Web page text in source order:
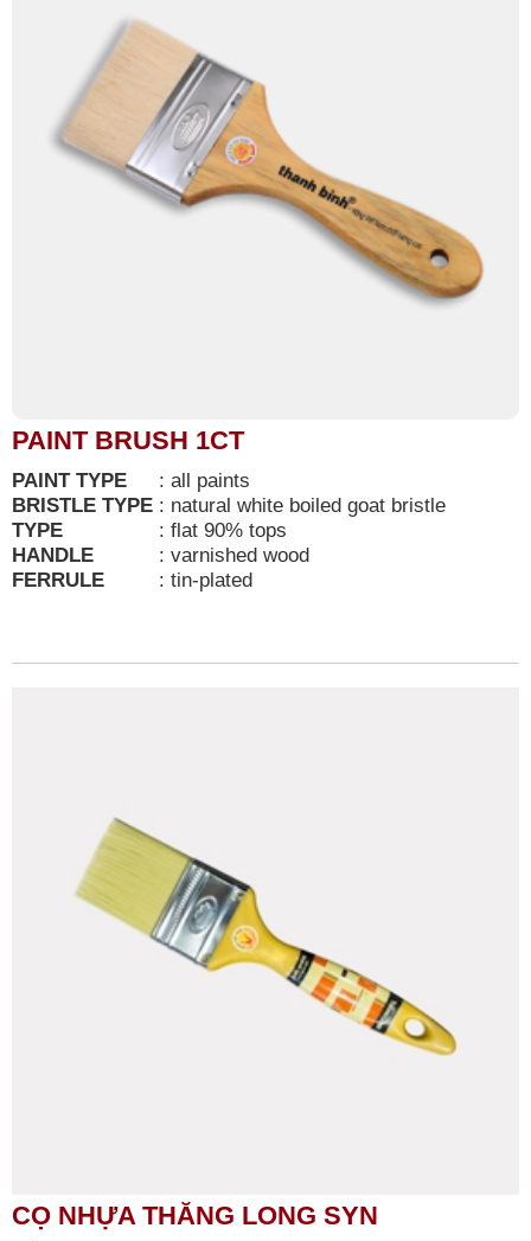
PAINT BRUSH 1CT
PAINT TYPE : all paints
BRISTLE TYPE : natural white boiled goat bristle
TYPE
: flat 90% tops
HANDLE
: varnished wood
FERRULE
: tin-plated
CỌ NHỰA THĂNG LONG SYN